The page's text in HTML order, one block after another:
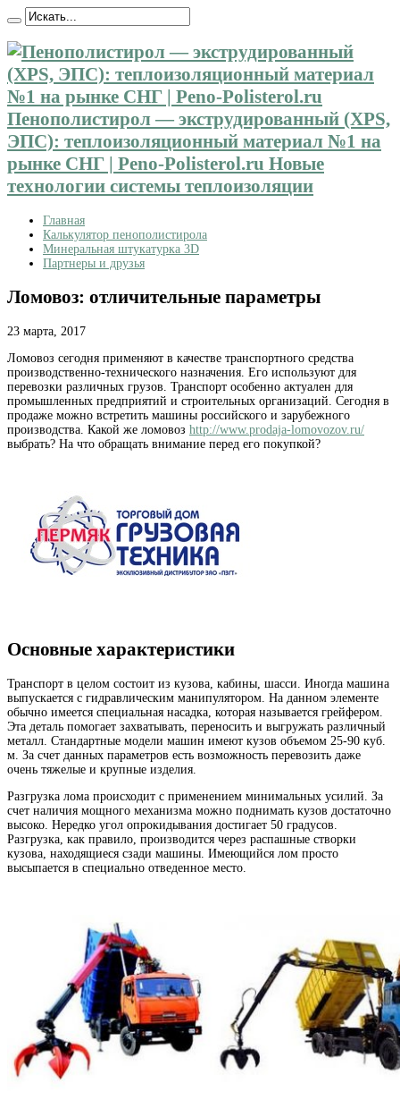
Пенополистирол — экструдированный (XPS,
ЭПС): теплоизоляционный материал №1 на
рынке СНГ | Peno-Polisterol.ru Новые
технологии системы теплоизоляции
Главная
Калькулятор пенополистирола
Минеральная штукатурка 3D
Партнеры и друзья
Ломовоз: отличительные параметры
23 марта, 2017
Ломовоз сегодня применяют в качестве транспортного средства
производственно-технического назначения. Его используют для
перевозки различных грузов. Транспорт особенно актуален для
промышленных предприятий и строительных организаций. Сегодня в
продаже можно встретить машины российского и зарубежного
производства. Какой же ломовоз http://www.prodaja-lomovozov.ru/
выбрать? На что обращать внимание перед его покупкой?
Основные характеристики
Транспорт в целом состоит из кузова, кабины, шасси. Иногда машина
выпускается с гидравлическим манипулятором. На данном элементе
обычно имеется специальная насадка, которая называется грейфером.
Эта деталь помогает захватывать, переносить и выгружать различный
металл. Стандартные модели машин имеют кузов объемом 25-90 куб.
м. За счет данных параметров есть возможность перевозить даже
очень тяжелые и крупные изделия.
Разгрузка лома происходит с применением минимальных усилий. За
счет наличия мощного механизма можно поднимать кузов достаточно
высоко. Нередко угол опрокидывания достигает 50 градусов.
Разгрузка, как правило, производится через распашные створки
кузова, находящиеся сзади машины. Имеющийся лом просто
высыпается в специально отведенное место.